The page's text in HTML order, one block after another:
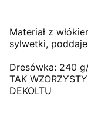
Materiał z
sylwetki,
Dresówka: 240
TAK
DEKOLTU